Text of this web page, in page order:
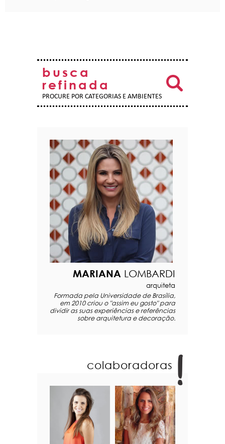
busca
refinada
PROCURE POR CATEGORIAS E AMBIENTES
MARIANA LOMBARDI
arquiteta
Formada pela Universidade de Brasília,
em 2010 criou o "assim eu gosto" para
dividir as suas experiências e referências
sobre arquitetura e decoração.
colaboradoras